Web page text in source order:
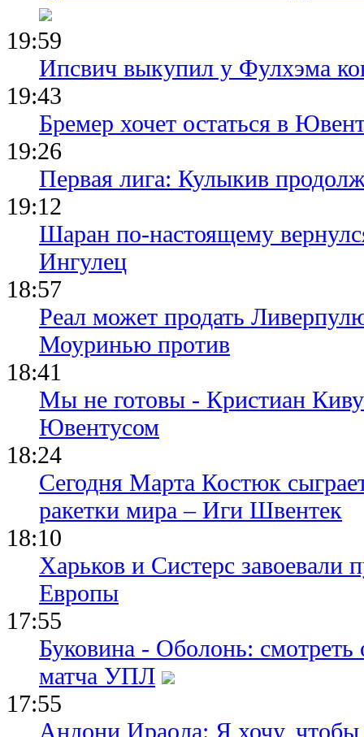
19:59
Ипсвич выкупил у Фулхэма
19:43
Бремер хочет остаться в
19:26
Первая лига: Кулыкив
19:12
Шаран по-настоящему
Ингулец
18:57
Реал может продать
Моуринью против
18:41
Мы не готовы - Кристиан
Ювентусом
18:24
Сегодня Марта Костюк
ракетки мира – Иги Швентек
18:10
Харьков и Систерс завоевали
Европы
17:55
Буковина - Оболонь:
матча УПЛ
17:55
Андони Ираола: Я хочу,